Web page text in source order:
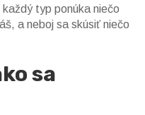
typ ponúka niečo
a neboj sa skúsiť niečo
sa